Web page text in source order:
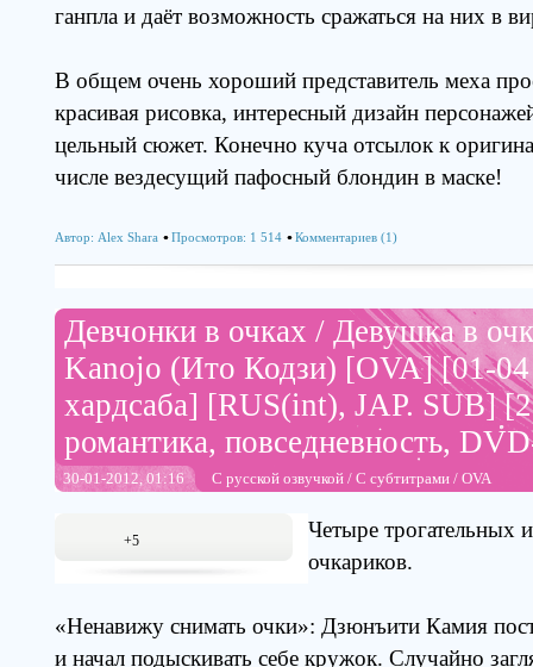
ганпла и даёт возможность сражаться на них в
В общем очень хороший представитель меха
красивая рисовка, интересный дизайн
цельный сюжет. Конечно куча отсылок к
числе вездесущий пафосный блондин в маске!
Автор: Alex Shara Просмотров: 1 514 Комментариев (1)
Девчонки в очках / Девушка в
Kanojo (Ито Кодзи) [OVA] [01-04
хардсаба] [RUS(int), JAP. SUB]
романтика, повседневность,
30-01-2012, 01:16 С русской озвучкой / С субтитрами / OVA
+5
Четыре трогательных
очкариков.
«Ненавижу снимать очки»: Дзюнъити Камия
и начал подыскивать себе кружок. Случайно